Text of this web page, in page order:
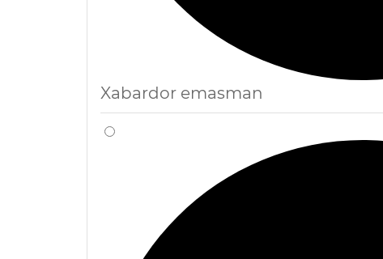
Xabardor emasman